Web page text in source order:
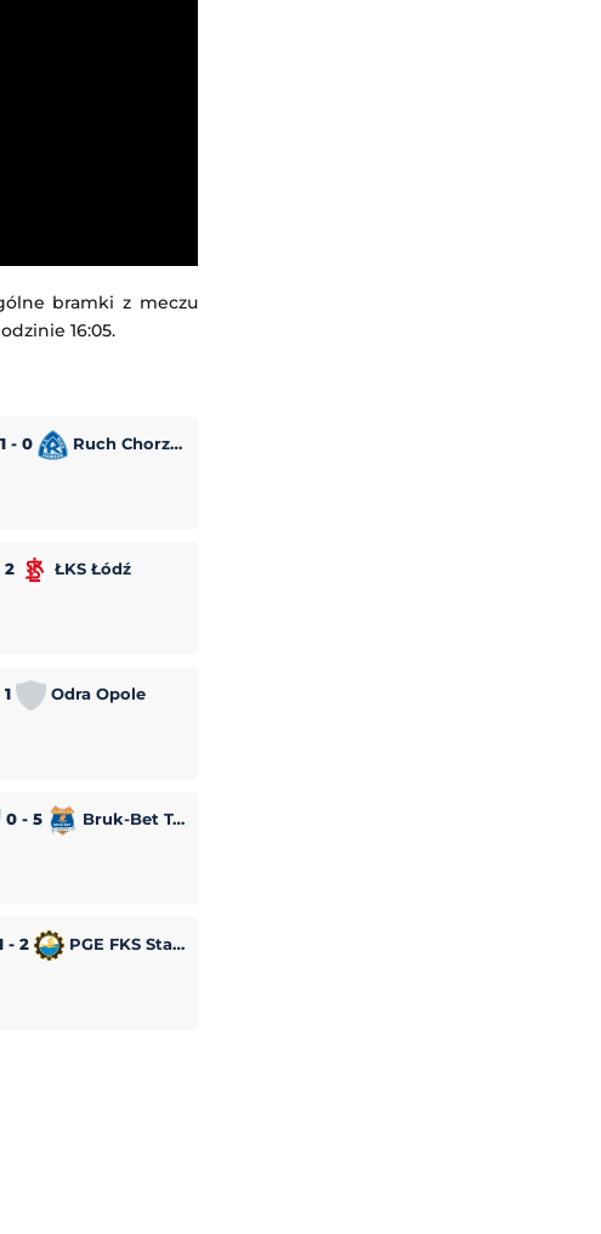
bramki z meczu
16:05.
1 - 0 Ruch Chorzów
2 ŁKS Łódź
1 Odra Opole
0 - 5 Bruk-Bet Termalica Nieciecza
- 2 PGE FKS Stal Mielec